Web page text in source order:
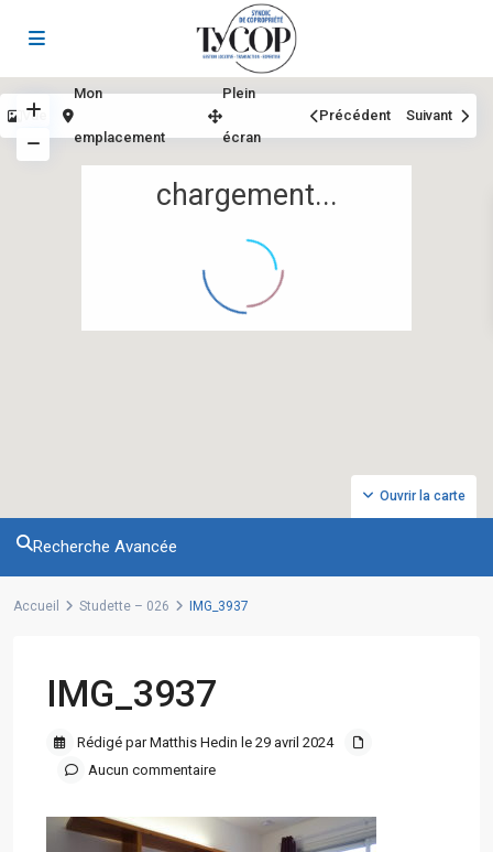
chargement...
Ouvrir la carte
Vue
Mon
emplacement
Plein
écran
Précédent Suivant
Recherche Avancée
Accueil Studette – 026 IMG_3937
IMG_3937
Rédigé par Matthis Hedin le 29 avril 2024
Aucun commentaire